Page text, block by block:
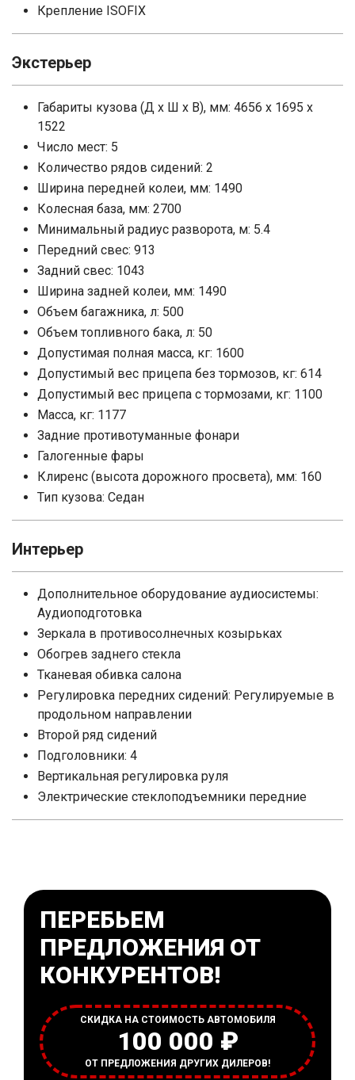
Крепление ISOFIX
Экстерьер
Габариты кузова (Д x Ш x В), мм: 4656 x 1695 x
1522
Число мест: 5
Количество рядов сидений: 2
Ширина передней колеи, мм: 1490
Колесная база, мм: 2700
Минимальный радиус разворота, м: 5.4
Передний свес: 913
Задний свес: 1043
Ширина задней колеи, мм: 1490
Объем багажника, л: 500
Объем топливного бака, л: 50
Допустимая полная масса, кг: 1600
Допустимый вес прицепа без тормозов, кг: 614
Допустимый вес прицепа с тормозами, кг: 1100
Масса, кг: 1177
Задние противотуманные фонари
Галогенные фары
Клиренс (высота дорожного просвета), мм: 160
Тип кузова: Седан
Интерьер
Дополнительное оборудование аудиосистемы:
Аудиоподготовка
Зеркала в противосолнечных козырьках
Обогрев заднего стекла
Тканевая обивка салона
Регулировка передних сидений: Регулируемые в
продольном направлении
Второй ряд сидений
Подголовники: 4
Вертикальная регулировка руля
Электрические стеклоподъемники передние
ПЕРЕБЬЕМ
ПРЕДЛОЖЕНИЯ ОТ
КОНКУРЕНТОВ!
СКИДКА НА СТОИМОСТЬ АВТОМОБИЛЯ
100 000 ₽
ОТ ПРЕДЛОЖЕНИЯ ДРУГИХ ДИЛЕРОВ!